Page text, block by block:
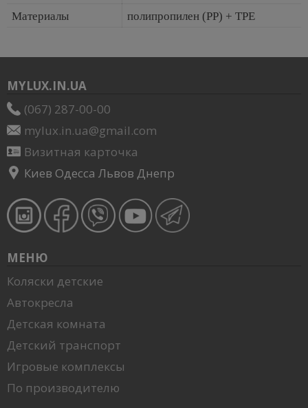
Материалы
полипропилен (PP) + TPE
MYLUX.IN.UA
(067) 287-00-00
mylux.in.ua@gmail.com
Визитная карточка
Киев Одесса Львов Днепр
МЕНЮ
Коляски детские
Автокресла
Детская комната
Детский транспорт
Игровые комплексы
По производителю